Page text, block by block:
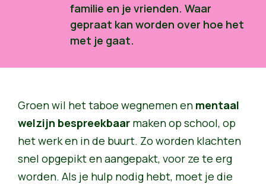
familie en je vrienden. Waar
gepraat kan worden over hoe het
met je gaat.
Groen wil het taboe wegnemen en mentaal
welzijn bespreekbaar maken op school, op
het werk en in de buurt. Zo worden klachten
snel opgepikt en aangepakt, voor ze te erg
worden. Als je hulp nodig hebt, moet je die